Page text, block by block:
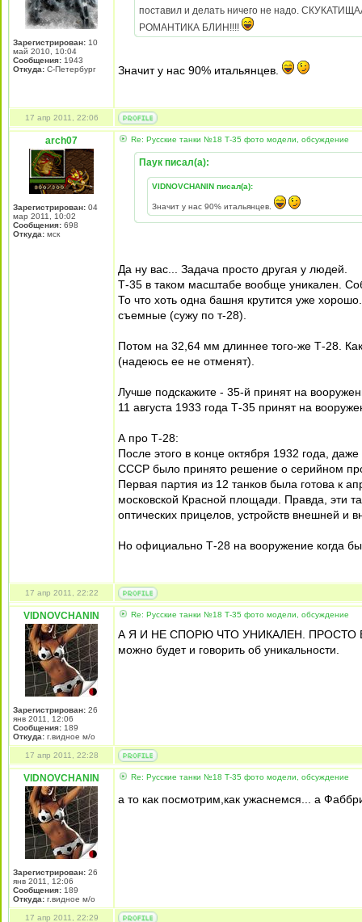
Зарегистрирован: 10
май 2010, 10:04
Сообщения: 1943
Откуда: С-Петербург
поставил и делать ничего не надо.
РОМАНТИКА БЛИН!!!!
Значит у нас 90% итальянцев.
17 апр 2011, 22:06
arch07
Зарегистрирован: 04
мар 2011, 10:02
Сообщения: 698
Откуда: мск
Re: Русские танки №18 Т-35 фото модели, обсуждение
Паук писал(а):
VIDNOVCHANIN писал(а):
Значит у нас 90% итальянцев.
Да ну вас... Задача просто другая у людей.
Т-35 в таком масштабе вообще уникален.
То что хоть одна башня крутится уже
съемные (сужу по т-28).
Потом на 32,64 мм длиннее того-же Т-28.
(надеюсь ее не отменят).
Лучше подскажите - 35-й принят на
11 августа 1933 года Т-35 принят на
А про Т-28:
После этого в конце октября 1932 года,
СССР было принято решение о серийном
Первая партия из 12 танков была готова к
московской Красной площади. Правда, эти
оптических прицелов, устройств внешней и
Но официально Т-28 на вооружение когда
17 апр 2011, 22:22
VIDNOVCHANIN
Зарегистрирован: 26
янв 2011, 12:06
Сообщения: 189
Откуда: г.видное м/о
Re: Русские танки №18 Т-35 фото модели, обсуждение
А Я И НЕ СПОРЮ ЧТО УНИКАЛЕН. ПРОСТО
можно будет и говорить об уникальности.
17 апр 2011, 22:28
VIDNOVCHANIN
Зарегистрирован: 26
янв 2011, 12:06
Сообщения: 189
Откуда: г.видное м/о
Re: Русские танки №18 Т-35 фото модели, обсуждение
а то как посмотрим,как ужаснемся... а
17 апр 2011, 22:29